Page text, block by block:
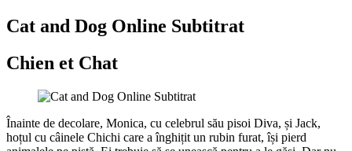
Cat and Dog Online Subtitrat
Chien et Chat
Înainte de decolare, Monica, cu celebrul său pisoi Diva, și Jack,
hoțul cu câinele Chichi care a înghițit un rubin furat, își pierd